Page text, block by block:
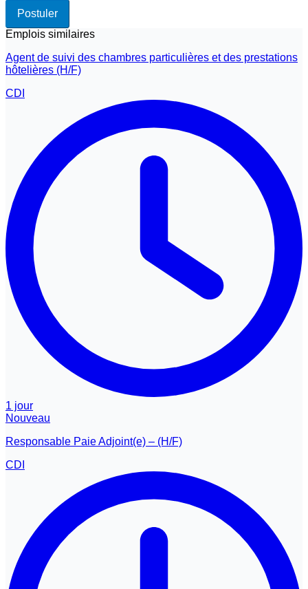
Postuler
Emplois similaires
Agent de suivi des chambres particulières et des prestations
hôtelières (H/F)
CDI
1 jour
Nouveau
Responsable Paie Adjoint(e) – (H/F)
CDI